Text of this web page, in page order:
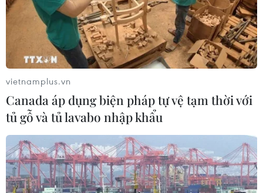
Sở hữu trí tuệ
Quy định sử dụng
Hỗ trợ
Ngôn ngữ
TTXVN
Dịch vụ tin
Quảng cáo
Liên hệ
Giấy phép số: 1374/GP-BTTTT do Bộ Thông tin và Truyền thông
cấp ngày 11/9/2008.
Quảng cáo: Phó TBT Nguyễn Thị Tám: 093.5958688, Email:
vietnamplus.vn
Canada áp dụng biện pháp tự vệ tạm thời với
tủ gỗ và tủ lavabo nhập khẩu